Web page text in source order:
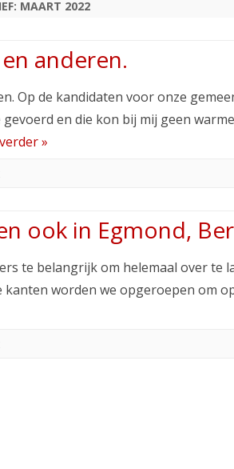
MAART 2022
en anderen.
Op de kandidaten voor onze
en die kon bij mij geen
»
ook in Egmond,
te belangrijk om helemaal over te
kanten worden we opgeroepen om